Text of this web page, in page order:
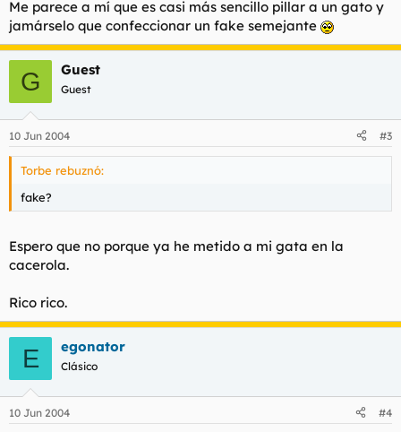
Me parece a mí que es casi más sencillo pillar a un gato y
jamárselo que confeccionar un fake semejante
G Guest
Guest
10 Jun 2004 #3
Torbe rebuznó:
fake?
Espero que no porque ya he metido a mi gata en la
cacerola.
Rico rico.
E egonator
Clásico
10 Jun 2004 #4